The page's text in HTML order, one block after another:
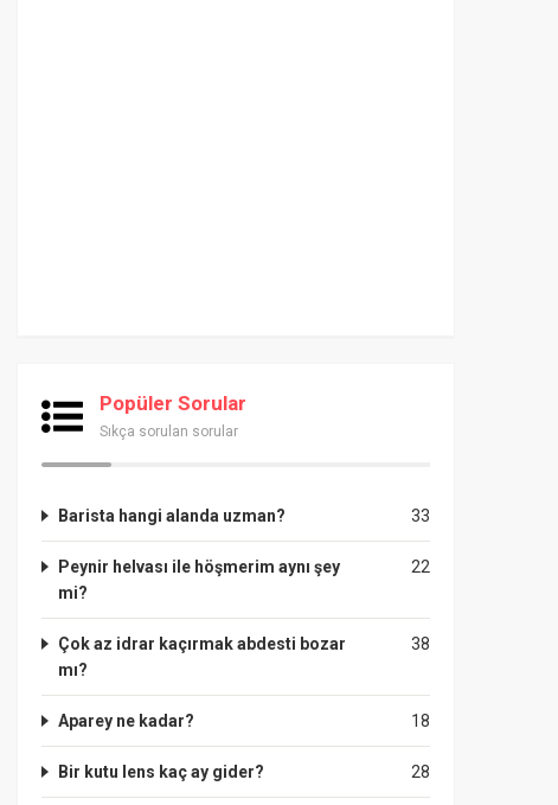
Popüler Sorular
Sıkça sorulan sorular
33
Barista hangi alanda uzman?
22
Peynir helvası ile höşmerim aynı şey
mi?
38
Çok az idrar kaçırmak abdesti bozar
mı?
18
Aparey ne kadar?
28
Bir kutu lens kaç ay gider?